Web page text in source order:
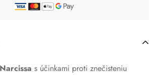
s účinkami proti znečisteniu